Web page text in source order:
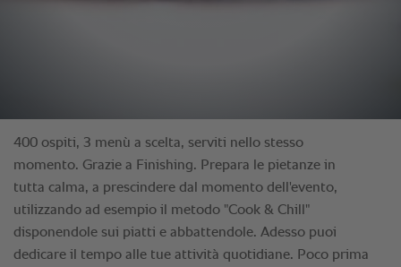
400 ospiti, 3 menù a scelta, serviti nello stesso
momento. Grazie a Finishing. Prepara le pietanze in
tutta calma, a prescindere dal momento dell'evento,
utilizzando ad esempio il metodo "Cook & Chill"
disponendole sui piatti e abbattendole. Adesso puoi
dedicare il tempo alle tue attività quotidiane. Poco prima